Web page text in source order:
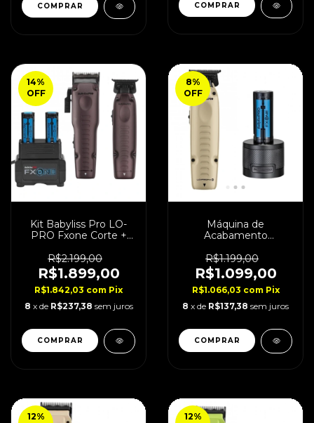
14%
OFF
Kit Babyliss Pro LO-
PRO Fxone Corte +
Edition
R$2.199,00
R$1.899,00
R$1.842,03 com Pix
8 x de R$237,38 sem juros
8%
OFF
Máquina de
Acabamento
FXONE Sand
R$1.199,00
R$1.099,00
R$1.066,03 com Pix
8 x de R$137,38 sem juros
12%
12%